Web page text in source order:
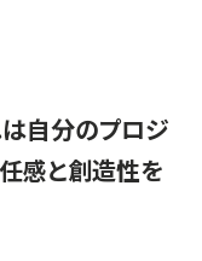
は自分のプロジ
任感と創造性を